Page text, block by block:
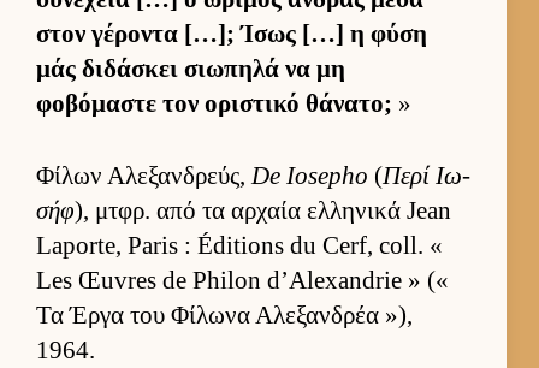
στον γέροντα […]; Ίσως […] η φύση
μάς διδάσκει σιω­πηλά να μη
φοβόμαστε τον οριστικό θάνατο; »
Φίλων Αλεξαν­δρεύς,De Iosepho (Περί Ιω­
σήφ), μτ­φρ. από τα αρ­χαία ελ­ληνικά Jean
Laporte, Paris : Éditions du Cerf, coll. «
Les Œuvres de Philon d’Alexandrie » («
Τα Έργα του Φίλωνα Αλεξαν­δρέα »),
1964.